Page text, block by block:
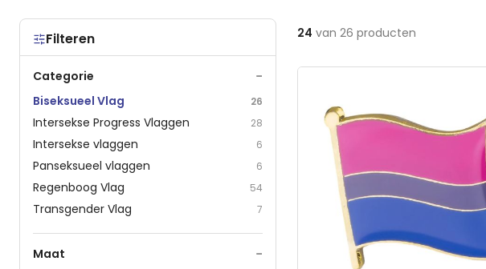
24 van 26 producten
Filteren
Categorie −
Biseksueel Vlag 26
Intersekse Progress Vlaggen 28
Intersekse vlaggen 6
Panseksueel vlaggen 6
Regenboog Vlag 54
Transgender Vlag 7
Maat −